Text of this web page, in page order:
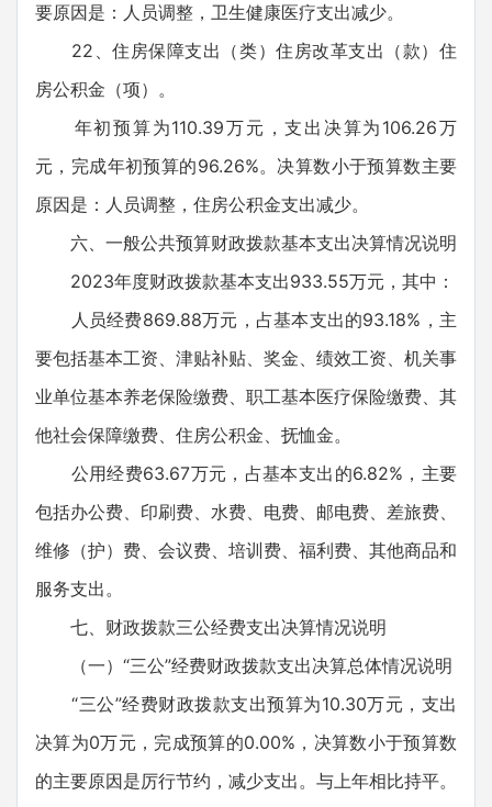
要原因是：人员调整，卫生健康医疗支出减少。
22、住房保障支出（类）住房改革支出（款）住
房公积金（项）。
年初预算为110.39万元，支出决算为106.26万
元，完成年初预算的96.26%。决算数小于预算数主要
原因是：人员调整，住房公积金支出减少。
六、一般公共预算财政拨款基本支出决算情况说明
2023年度财政拨款基本支出933.55万元，其中：
人员经费869.88万元，占基本支出的93.18%，主
要包括基本工资、津贴补贴、奖金、绩效工资、机关事
业单位基本养老保险缴费、职工基本医疗保险缴费、其
他社会保障缴费、住房公积金、抚恤金。
公用经费63.67万元，占基本支出的6.82%，主要
包括办公费、印刷费、水费、电费、邮电费、差旅费、
维修（护）费、会议费、培训费、福利费、其他商品和
服务支出。
七、财政拨款三公经费支出决算情况说明
（一）“三公”经费财政拨款支出决算总体情况说明
“三公”经费财政拨款支出预算为10.30万元，支出
决算为0万元，完成预算的0.00%，决算数小于预算数
的主要原因是厉行节约，减少支出。与上年相比持平。